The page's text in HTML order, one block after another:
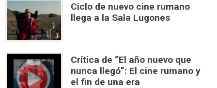
Ciclo de nuevo cine rumano
llega a la Sala Lugones
Crítica de “El año nuevo que
nunca llegó”: El cine rumano y
el fin de una era